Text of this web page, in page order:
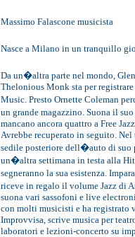
Massimo Falascone musicista
Nasce a Milano in un tranquillo
Da un�altra parte nel mondo,
Thelonious Monk sta per
Music. Presto Ornette Coleman
un grande magazzino. Suona il
mancano ancora quattro a Free
Avrebbe recuperato in seguito.
sedile posteriore dell�auto di suo
un�altra settimana in testa alla
segneranno la sua esistenza.
riceve in regalo il volume Jazz
suona vari sassofoni e live
con molti musicisti e ha registrato
Improvvisa, scrive musica per
laboratori e lezioni-concerto su